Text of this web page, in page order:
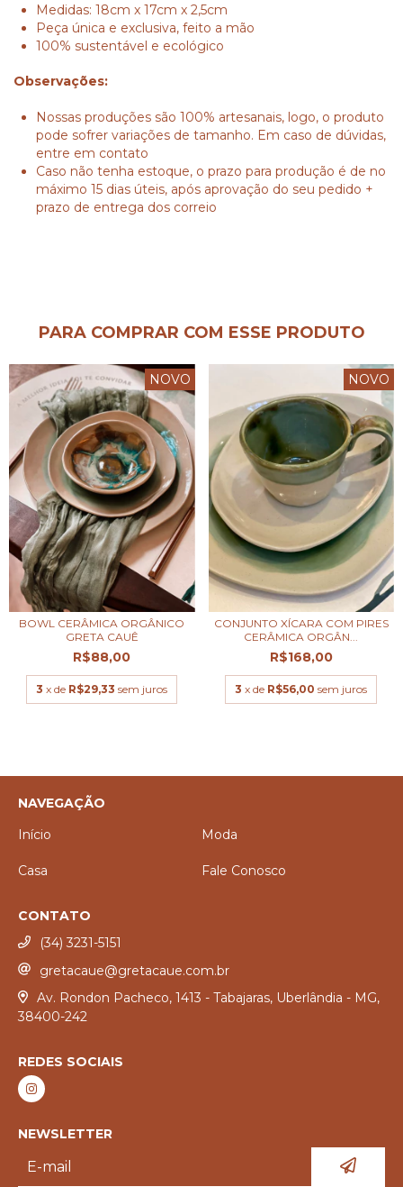
Medidas: 18cm x 17cm x 2,5cm
Peça única e exclusiva, feito a mão
100% sustentável e ecológico
Observações:
Nossas produções são 100% artesanais, logo, o produto
pode sofrer variações de tamanho. Em caso de dúvidas,
entre em contato
Caso não tenha estoque, o prazo para produção é de no
máximo 15 dias úteis, após aprovação do seu pedido +
prazo de entrega dos correio
PARA COMPRAR COM ESSE PRODUTO
NOVO
BOWL CERÂMICA ORGÂNICO
GRETA CAUÊ
R$88,00
3 x de R$29,33 sem juros
NOVO
CONJUNTO XÍCARA COM PIRES
CERÂMICA ORGÂN...
R$168,00
3 x de R$56,00 sem juros
NAVEGAÇÃO
Início
Moda
Casa Fale Conosco
CONTATO
(34) 3231-5151
gretacaue@gretacaue.com.br
Av. Rondon Pacheco, 1413 - Tabajaras, Uberlândia - MG,
38400-242
REDES SOCIAIS
NEWSLETTER